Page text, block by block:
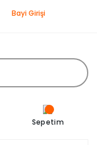
Bayi Girişi
Sepetim